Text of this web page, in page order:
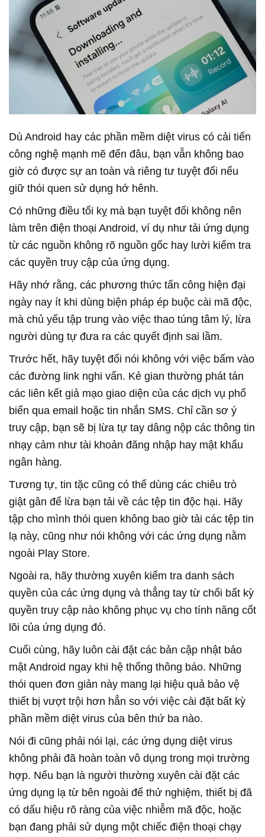
Dù Android hay các phần mềm diệt virus có cải tiến
công nghệ mạnh mẽ đến đâu, bạn vẫn không bao
giờ có được sự an toàn và riêng tư tuyệt đối nếu
giữ thói quen sử dụng hớ hênh.
Có những điều tối kỵ mà bạn tuyệt đối không nên
làm trên điện thoại Android, ví dụ như tải ứng dụng
từ các nguồn không rõ nguồn gốc hay lười kiểm tra
các quyền truy cập của ứng dụng.
Hãy nhớ rằng, các phương thức tấn công hiện đại
ngày nay ít khi dùng biện pháp ép buộc cài mã độc,
mà chủ yếu tập trung vào việc thao túng tâm lý, lừa
người dùng tự đưa ra các quyết định sai lầm.
Trước hết, hãy tuyệt đối nói không với việc bấm vào
các đường link nghi vấn. Kẻ gian thường phát tán
các liên kết giả mạo giao diện của các dịch vụ phổ
biến qua email hoặc tin nhắn SMS. Chỉ cần sơ ý
truy cập, bạn sẽ bị lừa tự tay dâng nộp các thông tin
nhạy cảm như tài khoản đăng nhập hay mật khẩu
ngân hàng.
Tương tự, tin tặc cũng có thể dùng các chiêu trò
giật gân để lừa bạn tải về các tệp tin độc hại. Hãy
tập cho mình thói quen không bao giờ tải các tệp tin
lạ này, cũng như nói không với các ứng dụng nằm
ngoài Play Store.
Ngoài ra, hãy thường xuyên kiểm tra danh sách
quyền của các ứng dụng và thẳng tay từ chối bất kỳ
quyền truy cập nào không phục vụ cho tính năng cốt
lõi của ứng dụng đó.
Cuối cùng, hãy luôn cài đặt các bản cập nhật bảo
mật Android ngay khi hệ thống thông báo. Những
thói quen đơn giản này mang lại hiệu quả bảo vệ
thiết bị vượt trội hơn hẳn so với việc cài đặt bất kỳ
phần mềm diệt virus của bên thứ ba nào.
Nói đi cũng phải nói lại, các ứng dụng diệt virus
không phải đã hoàn toàn vô dụng trong mọi trường
hợp. Nếu bạn là người thường xuyên cài đặt các
ứng dụng lạ từ bên ngoài để thử nghiệm, thiết bị đã
có dấu hiệu rõ ràng của việc nhiễm mã độc, hoặc
bạn đang phải sử dụng một chiếc điện thoại chạy